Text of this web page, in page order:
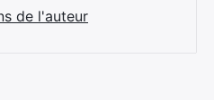
de l'auteur